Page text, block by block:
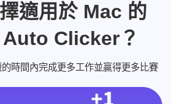
適用於 Mac 的
Clicker？
時間內完成更多工作並贏得更多比賽